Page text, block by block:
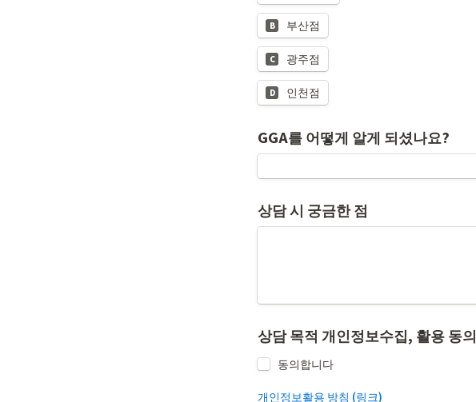
B 부산점
C 광주점
D 인천점
GGA를 어떻게 알게 되셨나요?
상담 시 궁금한 점
상담 목적 개인정보수집, 활용 동의
동의합니다
개인정보활용 방침 (링크)